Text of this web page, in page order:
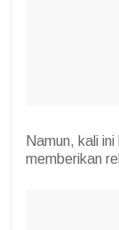
Namun, kali
memberikan